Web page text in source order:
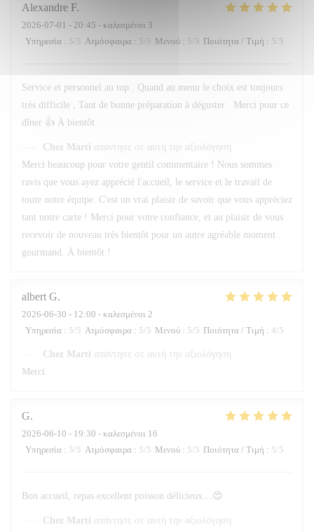
Alexandre F
2026-07-01 - 20:45 - καλεσμένοι 3
Υπηρεσία : 5/5 Ατμόσφαιρα : 5/5 Μενού : 5/5 Ποιότητα / Τιμή : 5/5
Service et personnel au top . Quand au menu le choix est toujours
très difficile , Tant de bonne préparation à déguster . Merci pour ce
dîner 👍 À bientôt
Chez Marti απάντησε σε αυτή την αξιολόγηση
Merci beaucoup pour votre gentil commentaire ! Nous sommes
ravis que vous ayez apprécié l'accueil, le service et le travail de
toute notre équipe. C'est un vrai plaisir de savoir que vous appréciez
tant notre carte ! Merci pour votre confiance, et au plaisir de vous
recevoir de nouveau très bientôt pour un autre agréable moment
gourmand. À bientôt !
albert G
2026-06-30 - 12:00 - καλεσμένοι 2
Υπηρεσία : 5/5 Ατμόσφαιρα : 5/5 Μενού : 5/5 Ποιότητα / Τιμή : 4/5
Chez Marti απάντησε σε αυτή την αξιολόγηση
Merci.
G
2026-06-10 - 19:30 - καλεσμένοι 16
Υπηρεσία : 5/5 Ατμόσφαιρα : 5/5 Μενού : 5/5 Ποιότητα / Τιμή : 5/5
Bon accueil, repas excellent poisson délicieux…😍
Chez Marti απάντησε σε αυτή την αξιολόγηση